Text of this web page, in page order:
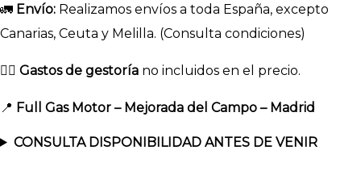
🚛 Envío: Realizamos envíos a toda España, excepto
Canarias, Ceuta y Melilla. (Consulta condiciones)
👉🏻 Gastos de gestoría no incluidos en el precio.
📍 Full Gas Motor – Mejorada del Campo – Madrid
CONSULTA DISPONIBILIDAD ANTES DE VENIR